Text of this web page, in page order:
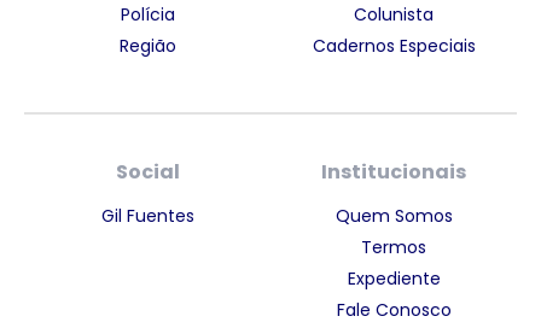
Polícia
Região
Colunista
Cadernos Especiais
Social
Gil Fuentes
Institucionais
Quem Somos
Termos
Expediente
Fale Conosco